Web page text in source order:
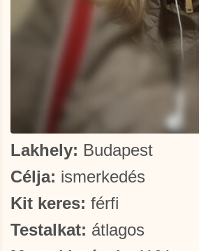
Lakhely: Budapest
Célja: ismerkedés
Kit keres: férfi
Testalkat: átlagos